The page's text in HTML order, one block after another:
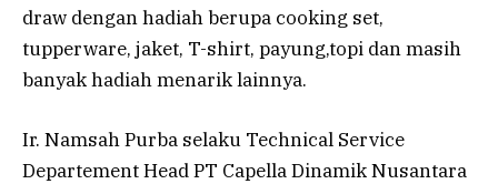
draw dengan hadiah berupa cooking set,
tupperware, jaket, T-shirt, payung,topi dan masih
banyak hadiah menarik lainnya.
Ir. Namsah Purba selaku Technical Service
Departement Head PT Capella Dinamik Nusantara